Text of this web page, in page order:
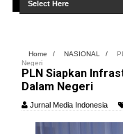
Home / NASIONAL /
Negeri
PLN Siapkan
Dalam Negeri
Jurnal Media Indonesia